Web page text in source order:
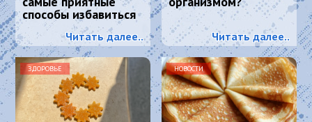
способы избавиться
от лишнего веса.
Читать далее.. Читать далее..
ЗДОРОВЬЕ НОВОСТИ